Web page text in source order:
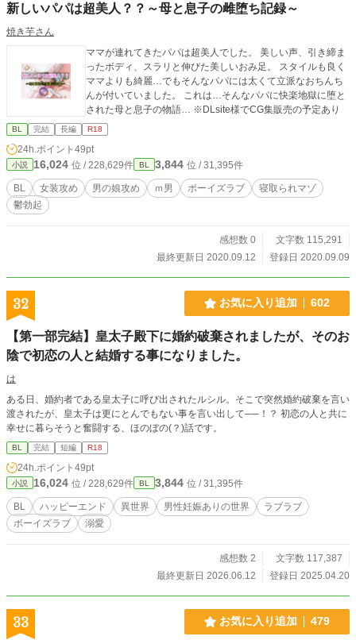
新しいパパは超美人？？～母と息子の雌堕ち記録～
焼き芋さん
ママが連れてきたパパは超美人でした。 美しい声、引き締ま
ったボディ、スラリと伸びた美しいおみ足。 スタイルも良く
ママよりも綺麗…でもそんなパパには太くて立派なおちんち
んが付いていました。 これは…そんなパパに快楽地獄に堕と
された母と息子の物語… ※DLsite様でCG集販売の予定あり
BL 完結 長編 R18
24h.ポイント 49pt
小説 16,024 位 / 228,629件 BL 3,844 位 / 31,395件
BL 女装攻め 男の娘攻め ｍ男 ボーイズラブ
寝取られマゾ
鬱勃起
感想数 0
文字数 115,291
最終更新日 2020.09.12
登録日 2020.09.09
32 お気に入り追加 602
【第一部完結】皇太子殿下に婚約破棄されましたが、そのお
陰で初恋の人と結婚する事になりました。
は
ある日、婚約者である皇太子に呼び出されたルシル。そこで突然婚約破棄を言い
渡されたが、皇太子は更にとんでもない事を言い出して──！？ 初恋の人と共に
幸せに暮らそうと奮闘する、ほのぼの(？)話です。
BL 完結 短編 R18
24h.ポイント 49pt
小説 16,024 位 / 228,629件 BL 3,844 位 / 31,395件
BL ハッピーエンド 異世界 男性妊娠ありの世界
ラブラブ
ボーイズラブ
溺愛
感想数 2
文字数 117,387
最終更新日 2026.06.12
登録日 2025.04.20
33 お気に入り追加 479